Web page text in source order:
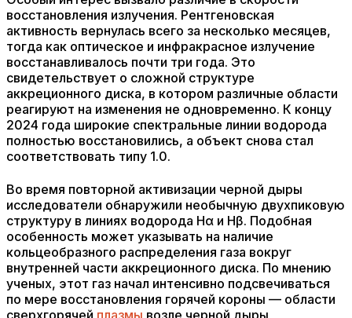
восстановления излучения. Рентгеновская
активность вернулась всего за несколько месяцев,
тогда как оптическое и инфракрасное излучение
восстанавливалось почти три года. Это
свидетельствует о сложной структуре
аккреционного диска, в котором различные области
реагируют на изменения не одновременно. К концу
2024 года широкие спектральные линии водорода
полностью восстановились, а объект снова стал
соответствовать типу 1.0.
Во время повторной активизации черной дыры
исследователи обнаружили необычную двухпиковую
структуру в линиях водорода Hα и Hβ. Подобная
особенность может указывать на наличие
кольцеобразного распределения газа вокруг
внутренней части аккреционного диска. По мнению
ученых, этот газ начал интенсивно подсвечиваться
по мере восстановления горячей короны — области
сверхгорячей плазмы возле черной дыры,